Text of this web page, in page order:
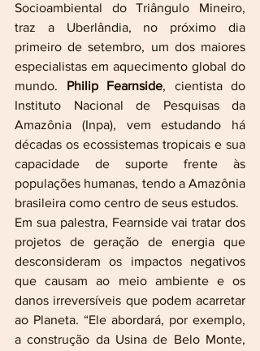
Socioambiental do Triângulo Mineiro,
traz a Uberlândia, no próximo dia
primeiro de setembro, um dos maiores
especialistas em aquecimento global do
mundo. Philip Fearnside, cientista do
Instituto Nacional de Pesquisas da
Amazônia (Inpa), vem estudando há
décadas os ecossistemas tropicais e sua
capacidade de suporte frente às
populações humanas, tendo a Amazônia
brasileira como centro de seus estudos.
Em sua palestra, Fearnside vai tratar dos
projetos de geração de energia que
desconsideram os impactos negativos
que causam ao meio ambiente e os
danos irreversíveis que podem acarretar
ao Planeta. “Ele abordará, por exemplo,
a construção da Usina de Belo Monte,